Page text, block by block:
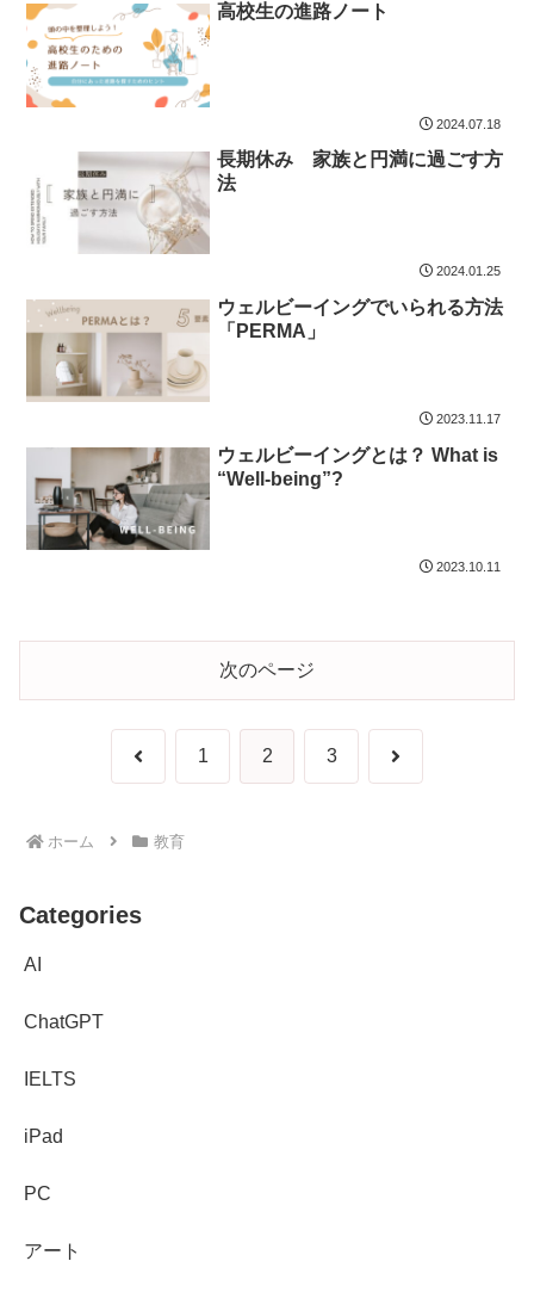
高校生の進路ノート
2024.07.18
長期休み 家族と円満に過ごす方
法
2024.01.25
ウェルビーイングでいられる方法
「PERMA」
2023.11.17
ウェルビーイングとは？ What is
“Well-being”?
2023.10.11
次のページ
前 1 2 3 次
ホーム 教育
Categories
AI
ChatGPT
IELTS
iPad
PC
アート